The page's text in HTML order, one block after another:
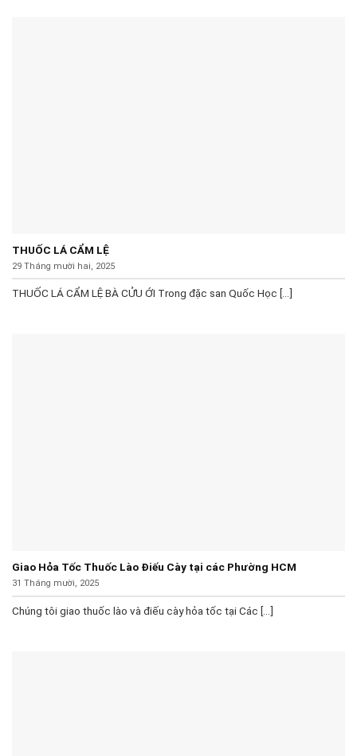
THUỐC LÁ CẨM LỆ
29 Tháng mười hai, 2025
THUỐC LÁ CẨM LỆ BÀ CỬU ỚI Trong đặc san Quốc Học [...]
Giao Hỏa Tốc Thuốc Lào Điếu Cày tại các Phường HCM
31 Tháng mười, 2025
Chúng tôi giao thuốc lào và điếu cày hỏa tốc tại Các [...]